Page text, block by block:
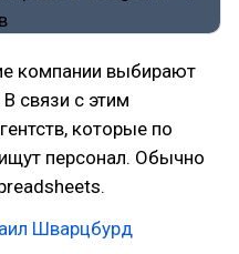
компании выбирают
связи с этим
которые по
персонал. Обычно
Шварцбурд